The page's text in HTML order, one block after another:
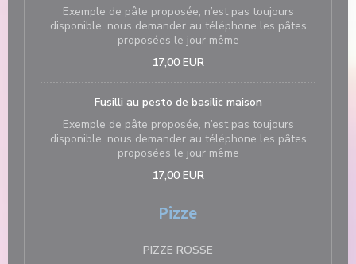
Exemple de pâte proposée, n’est pas toujours
disponible, nous demander au téléphone les pâtes
proposées le jour même
17,00 EUR
Fusilli au pesto de basilic maison
Exemple de pâte proposée, n’est pas toujours
disponible, nous demander au téléphone les pâtes
proposées le jour même
17,00 EUR
Pizze
PIZZE ROSSE